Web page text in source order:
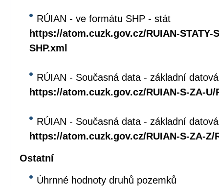
RÚIAN - ve formátu SHP - stát
https://atom.cuzk.gov.cz/RUIAN-STATY-
SHP.xml
RÚIAN - Současná data - základní
https://atom.cuzk.gov.cz/RUIAN-S-ZA-U/
RÚIAN - Současná data - základní
https://atom.cuzk.gov.cz/RUIAN-S-ZA-Z/
Ostatní
Úhrnné hodnoty druhů pozemků